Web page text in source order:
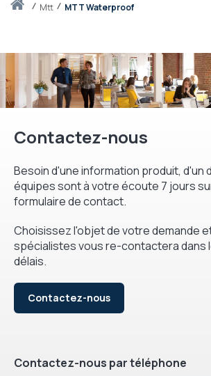
Accueilmtt MTT Waterproof
Contactez-nous
Besoin d'une information produit, d'un
équipes sont à votre écoute 7 jours
formulaire de contact.
Choisissez l'objet de votre demande
spécialistes vous re-contactera dans
délais.
Contactez-nous
Contactez-nous par téléphone